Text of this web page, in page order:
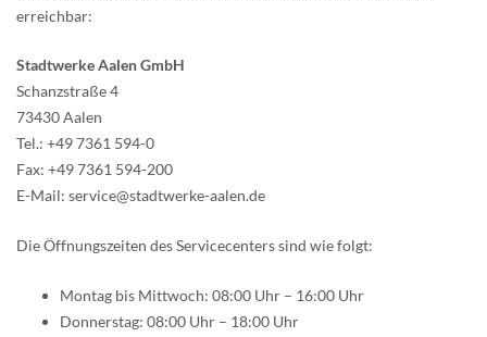
erreichbar:
Stadtwerke Aalen GmbH
Schanzstraße 4
73430 Aalen
Tel.: +49 7361 594-0
Fax: +49 7361 594-200
E-Mail: service@stadtwerke-aalen.de
Die Öffnungszeiten des Servicecenters sind wie folgt:
Montag bis Mittwoch: 08:00 Uhr – 16:00 Uhr
Donnerstag: 08:00 Uhr – 18:00 Uhr